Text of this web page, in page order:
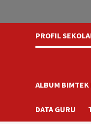
PROFIL
ALBUM
DATA GURU